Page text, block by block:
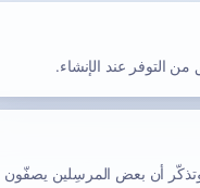
وتذكّر أن بعض المرسِلين يصفّون